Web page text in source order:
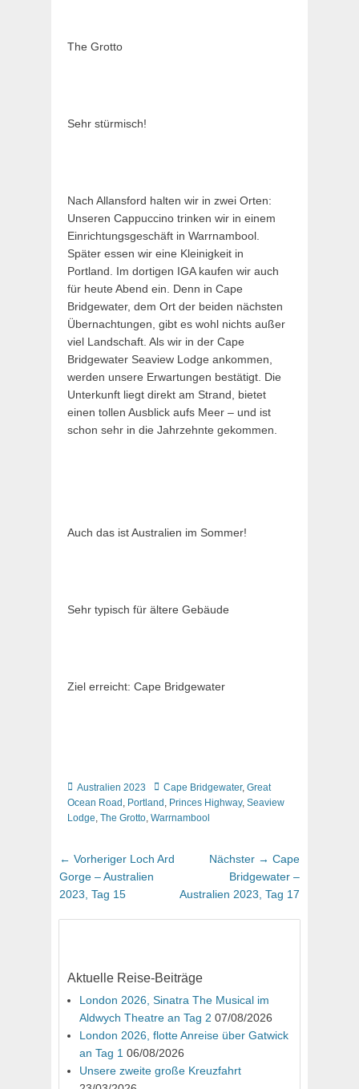
The Grotto
Sehr stürmisch!
Nach Allansford halten wir in zwei Orten:
Unseren Cappuccino trinken wir in einem
Einrichtungsgeschäft in Warrnambool.
Später essen wir eine Kleinigkeit in
Portland. Im dortigen IGA kaufen wir auch
für heute Abend ein. Denn in Cape
Bridgewater, dem Ort der beiden nächsten
Übernachtungen, gibt es wohl nichts außer
viel Landschaft. Als wir in der Cape
Bridgewater Seaview Lodge ankommen,
werden unsere Erwartungen bestätigt. Die
Unterkunft liegt direkt am Strand, bietet
einen tollen Ausblick aufs Meer – und ist
schon sehr in die Jahrzehnte gekommen.
Auch das ist Australien im Sommer!
Sehr typisch für ältere Gebäude
Ziel erreicht: Cape Bridgewater
Kategorien
Australien 2023 Schlagworte
Cape Bridgewater, Great
Ocean Road , Portland , Princes Highway, Seaview
Lodge, The Grotto, Warrnambool
Beitragsnavigation
← Vorheriger Vorheriger
Beitrag:
Loch Ard
Gorge – Australien
2023, Tag 15
Nächster → Nächster
Beitrag:
Cape
Bridgewater –
Australien 2023, Tag 17
Aktuelle Reise-Beiträge
London 2026, Sinatra The Musical im
Aldwych Theatre an Tag 2 07/08/2026
London 2026, flotte Anreise über Gatwick
an Tag 1 06/08/2026
Unsere zweite große Kreuzfahrt